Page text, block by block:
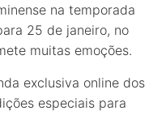
na temporada
25 de janeiro, no
muitas emoções.
exclusiva online dos
especiais para